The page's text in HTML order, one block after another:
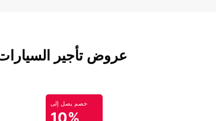
عروض تأجير
خصم يصل إلى